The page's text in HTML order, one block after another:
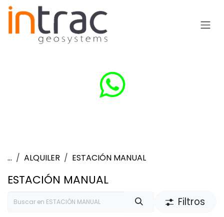
... ALQUILER ESTACIÓN MANUAL
ESTACIÓN MANUAL
Filtros